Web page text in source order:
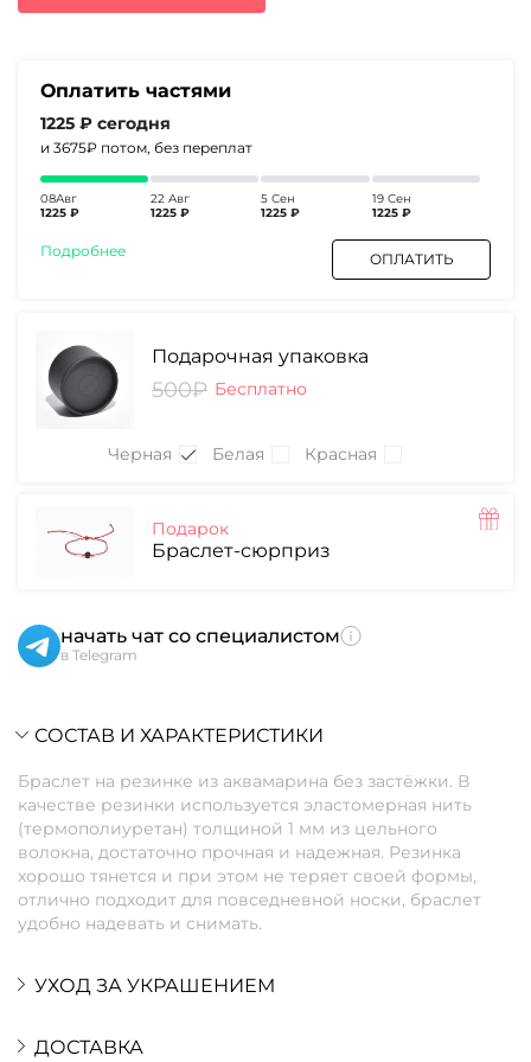
6350₽.
Оплатить частями
1225 ₽ сегодня
и 3675₽ потом, без переплат
08Авг
1225 ₽
22 Авг
1225 ₽
5 Сен
1225 ₽
19 Сен
1225 ₽
Подробнее ОПЛАТИТЬ
Подарочная упаковка
500₽ Бесплатно
Черная Белая Красная
Подарок
Браслет-сюрприз
начать чат со специалистом
в Telegram
СОСТАВ И ХАРАКТЕРИСТИКИ
Браслет на резинке из аквамарина без застёжки. В
качестве резинки используется эластомерная нить
(термополиуретан) толщиной 1 мм из цельного
волокна, достаточно прочная и надежная. Резинка
хорошо тянется и при этом не теряет своей формы,
отлично подходит для повседневной носки, браслет
удобно надевать и снимать.
УХОД ЗА УКРАШЕНИЕМ
ДОСТАВКА